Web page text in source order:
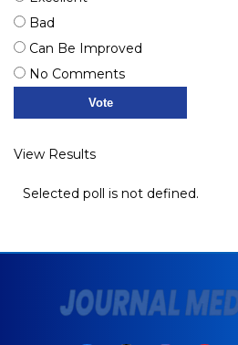
Bad
Can Be Improved
No Comments
View Results
Selected poll is not defined.